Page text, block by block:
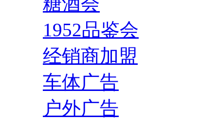
1952品鉴会
经销商加盟
车体广告
户外广告